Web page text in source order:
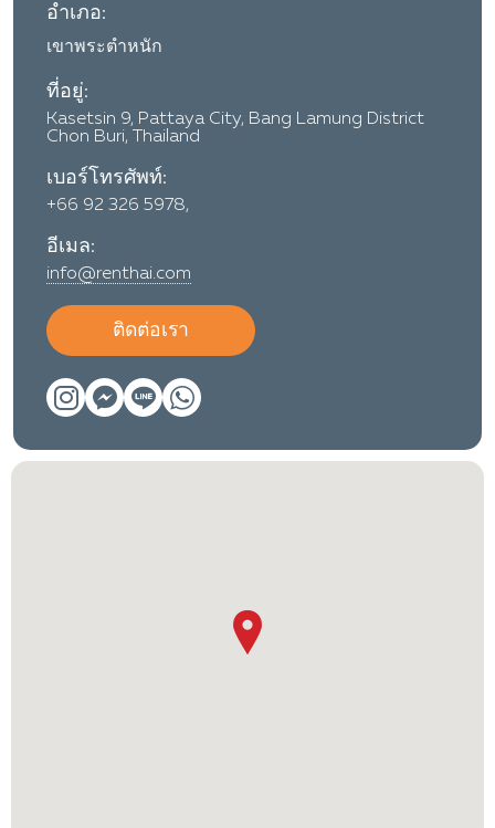
อำเภอ:
เขาพระตำหนัก
ที่อยู่:
Kasetsin 9, Pattaya City, Bang Lamung District
Chon Buri, Thailand
เบอร์โทรศัพท์:
+66 92 326 5978,
อีเมล:
info@renthai.com
ติดต่อเรา